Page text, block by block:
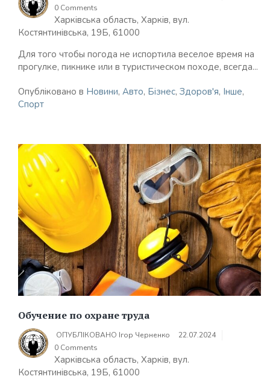
0 Comments
Харківська область, Харків, вул.
Костянтинівська, 19Б, 61000
Для того чтобы погода не испортила веселое время на
прогулке, пикнике или в туристическом походе, всегда...
Опубліковано в Новини, Авто, Бізнес, Здоров'я, Інше,
Спорт
Обучение по охране труда
ОПУБЛІКОВАНО Ігор Черненко
22.07.2024
0 Comments
Харківська область, Харків, вул.
Костянтинівська, 19Б, 61000